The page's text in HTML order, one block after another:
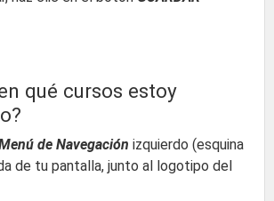
qué cursos estoy
de Navegación izquierdo (esquina
de tu pantalla, junto al logotipo del